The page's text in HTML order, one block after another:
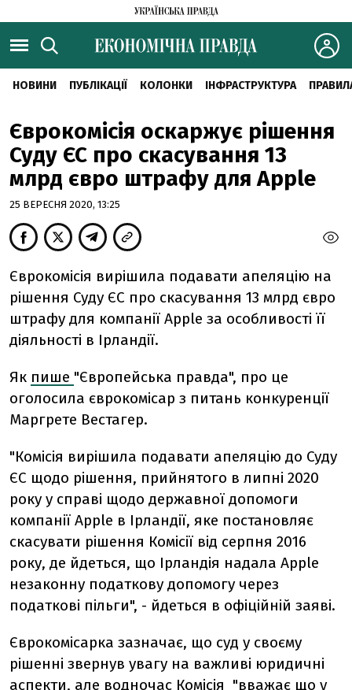
НОВИНИ ПУБЛІКАЦІЇ КОЛОНКИ ІНФРАСТРУКТУРА
Єврокомісія оскаржує рішення
Суду ЄС про скасування 13
млрд євро штрафу для Apple
25 ВЕРЕСНЯ 2020, 13:25
Єврокомісія вирішила подавати апеляцію на
рішення Суду ЄС про скасування 13 млрд євро
штрафу для компанії Apple за особливості її
діяльності в Ірландії.
Як пише "Європейська правда", про це
оголосила єврокомісар з питань конкуренції
Маргрете Вестагер.
"Комісія вирішила подавати апеляцію до Суду
ЄС щодо рішення, прийнятого в липні 2020
року у справі щодо державної допомоги
компанії Apple в Ірландії, яке постановляє
скасувати рішення Комісії від серпня 2016
року, де йдеться, що Ірландія надала Apple
незаконну податкову допомогу через
податкові пільги", - йдеться в офіційній заяві.
Єврокомісарка зазначає, що суд у своєму
рішенні звернув увагу на важливі юридичні
аспекти, але водночас Комісія "вважає що у